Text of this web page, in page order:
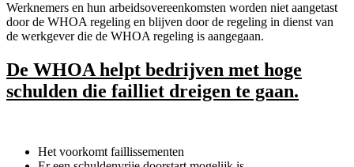
Werknemers en hun arbeidsovereenkomsten worden niet aangetast
door de WHOA regeling en blijven door de regeling in dienst van
de werkgever die de WHOA regeling is aangegaan.
De WHOA helpt bedrijven met hoge
schulden die failliet dreigen te gaan.
Het voorkomt faillissementen